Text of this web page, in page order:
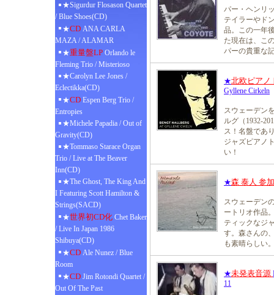
★Sigurdur Flosason Quartet
/ Blue Shoes(CD)
★CD ANA CARLA
MAZA / ALAMAR
★重量盤LP Orlando le
Fleming Trio / Misterioso
★Carolyn Lee Jones /
Eclectikka(CD)
★CD Espen Berg Trio /
Entropies
★Michele Papadia / Out of
Gravity(CD)
★Tommaso Starace Organ
Trio / Live at The Beaver
Inn(CD)
★The Ghost, The King And
I Featuring Scott Hamilton &
Strings(SACD)
★世界初CD化 Chet Baker
/ Live In Japan 1986
Shibuya(CD)
★CD Ale Nunez / Blue
Room
★CD Jim Rotondi Quartet /
Out Of The Past
パー・ヘンリ
テイラーやド
品。この一年
た現在は、こ
パーの貴重な
★北欧ピア
Gyllene Cirkeln
スウェーデン
ルグ（1932-
ス！名盤であ
ジャズピアノ
い！
★森 泰人 参
スウェーデン
ートリオ作品
ティックなジ
す。森さんの
も素晴らしい
★未発表音源
11